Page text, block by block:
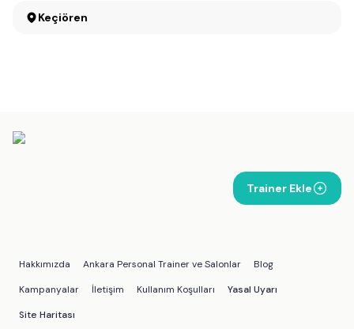
Keçiören
Trainer Ekle
Hakkımızda Ankara Personal Trainer ve Salonlar
Blog
Kampanyalar
İletişim Kullanım Koşulları
Yasal Uyarı
Site Haritası